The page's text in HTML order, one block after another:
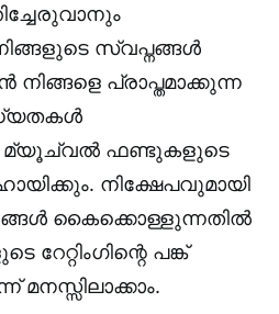
സ്വപ്നങ്ങൾ
പ്രാപ്തമാക്കുന്ന
മ്യൂച്വൽ ഫണ്ടുകളുടെ
നിക്ഷേപവുമായി
കൈക്കൊള്ളുന്നതിൽ
പങ്ക്